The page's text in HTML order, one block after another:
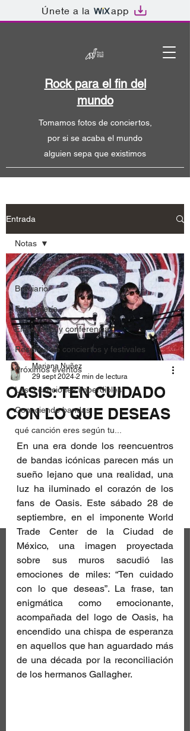
Únete a la app
Tomamos fotos de conciertos,
por si se acaba el mundo
alguien sepa que existimos
Rock para el fin del
mundo
Entrada
Notas
Breviario
Fotogalería
Entrevistas y conferencias
Reseñas de conciertos y festivales
Próximos eventos
Las 3 canciones imperdibles
Conociendo bandas
qué canción eres según tu...
Notas
OASIS: TEN CUIDADO
CON LO QUE DESEAS
Mariana Nuñez
29 sept 2024 2 min de lectura
En una era donde los reencuentros
de bandas icónicas parecen más un
sueño lejano que una realidad, una
luz ha iluminado el corazón de los
fans de Oasis. Este sábado 28 de
septiembre, en el imponente World
Trade Center de la Ciudad de
México, una imagen proyectada
sobre sus muros sacudió las
emociones de miles: “Ten cuidado
con lo que deseas”. La frase, tan
enigmática como emocionante,
acompañada del logo de Oasis, ha
encendido una chispa de esperanza
en aquellos que han aguardado más
de una década por la reconciliación
de los hermanos Gallagher.